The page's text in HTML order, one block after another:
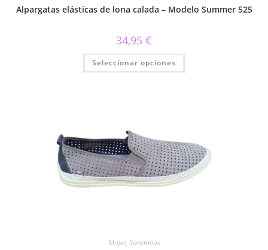
Alpargatas elásticas de lona calada – Modelo Summer 525
34,95 €
Seleccionar opciones
Este
tiene
en
la
página
de
producto
Mujer, Sandalias